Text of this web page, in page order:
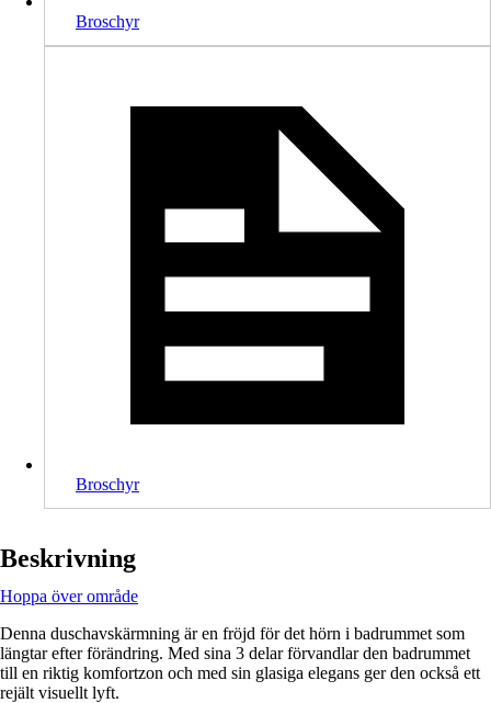
Broschyr
Broschyr
Beskrivning
Hoppa över område
Denna duschavskärmning är en fröjd för det hörn i badrummet som
längtar efter förändring. Med sina 3 delar förvandlar den badrummet
till en riktig komfortzon och med sin glasiga elegans ger den också ett
rejält visuellt lyft.